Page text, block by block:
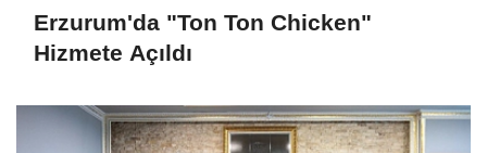
Erzurum'da "Ton Ton Chicken"
Hizmete Açıldı